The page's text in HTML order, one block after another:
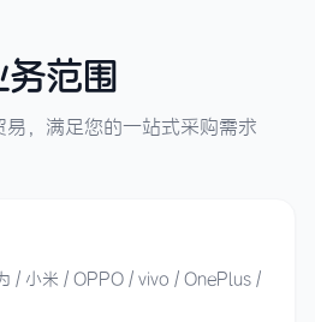
务范围
，满足您的一站式采购需求
/ 小米 / OPPO / vivo / OnePlus /